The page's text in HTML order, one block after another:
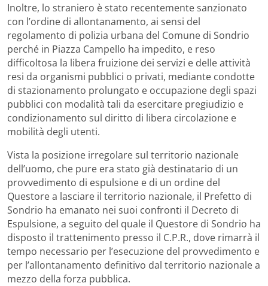
Inoltre, lo straniero è stato recentemente sanzionato
con l’ordine di allontanamento, ai sensi del
regolamento di polizia urbana del Comune di Sondrio
perché in Piazza Campello ha impedito, e reso
difficoltosa la libera fruizione dei servizi e delle attività
resi da organismi pubblici o privati, mediante condotte
di stazionamento prolungato e occupazione degli spazi
pubblici con modalità tali da esercitare pregiudizio e
condizionamento sul diritto di libera circolazione e
mobilità degli utenti.
Vista la posizione irregolare sul territorio nazionale
dell’uomo, che pure era stato già destinatario di un
provvedimento di espulsione e di un ordine del
Questore a lasciare il territorio nazionale, il Prefetto di
Sondrio ha emanato nei suoi confronti il Decreto di
Espulsione, a seguito del quale il Questore di Sondrio ha
disposto il trattenimento presso il C.P.R., dove rimarrà il
tempo necessario per l’esecuzione del provvedimento e
per l’allontanamento definitivo dal territorio nazionale a
mezzo della forza pubblica.